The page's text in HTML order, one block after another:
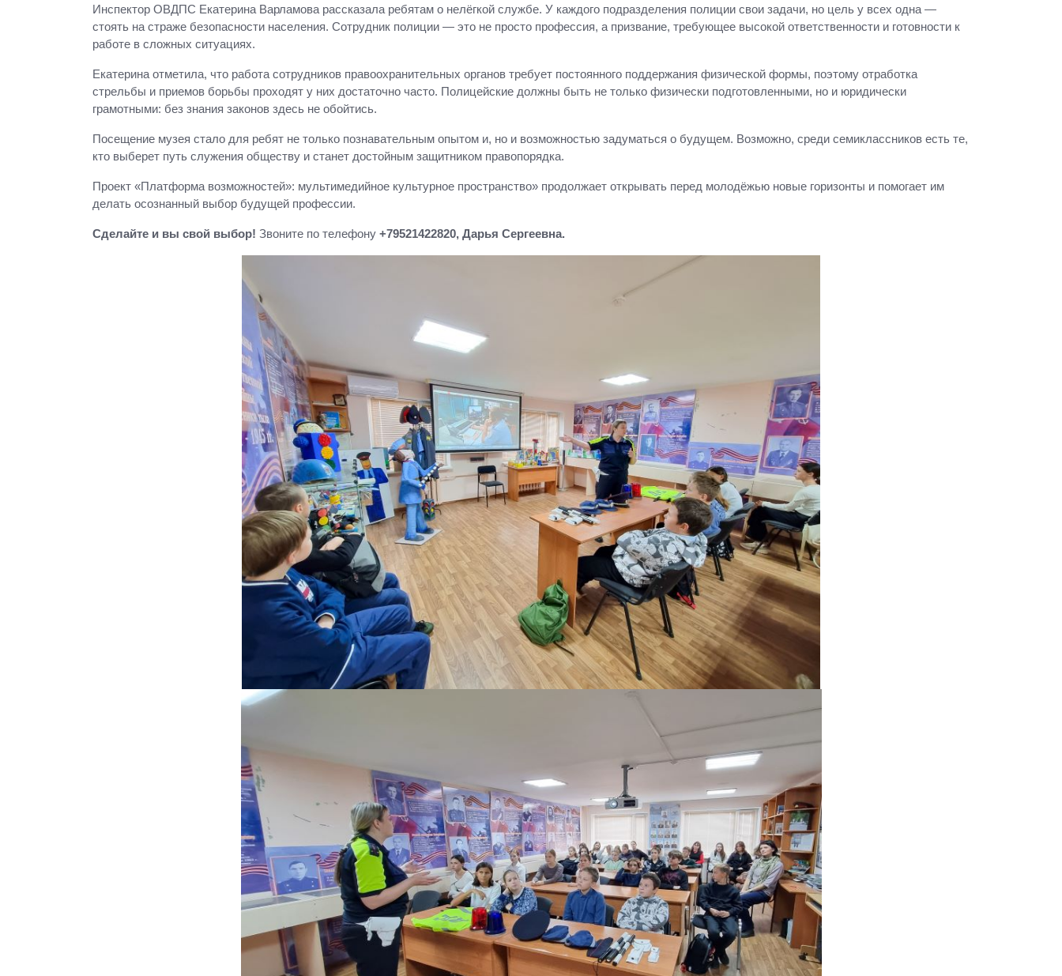
Инспектор ОВДПС Екатерина Варламова рассказала ребятам о нелёгкой службе. У каждого подразделения полиции свои задачи, но цель у всех одна —
стоять на страже безопасности населения. Сотрудник полиции — это не просто профессия, а призвание, требующее высокой ответственности и готовности к
работе в сложных ситуациях.
Екатерина отметила, что работа сотрудников правоохранительных органов требует постоянного поддержания физической формы, поэтому отработка
стрельбы и приемов борьбы проходят у них достаточно часто. Полицейские должны быть не только физически подготовленными, но и юридически
грамотными: без знания законов здесь не обойтись.
Посещение музея стало для ребят не только познавательным опытом и, но и возможностью задуматься о будущем. Возможно, среди семиклассников есть те,
кто выберет путь служения обществу и станет достойным защитником правопорядка.
Проект «Платформа возможностей»: мультимедийное культурное пространство» продолжает открывать перед молодёжью новые горизонты и помогает им
делать осознанный выбор будущей профессии.
Сделайте и вы свой выбор! Звоните по телефону +79521422820, Дарья Сергеевна.